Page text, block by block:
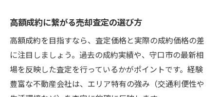
高額成約に繋がる売却査定の選び方
高額成約を目指すなら、査定価格と実際の成約価格の差
に注目しましょう。過去の成約実績や、守口市の最新相
場を反映した査定を行っているかがポイントです。経験
豊富な不動産会社は、エリア特有の強み（交通利便性や